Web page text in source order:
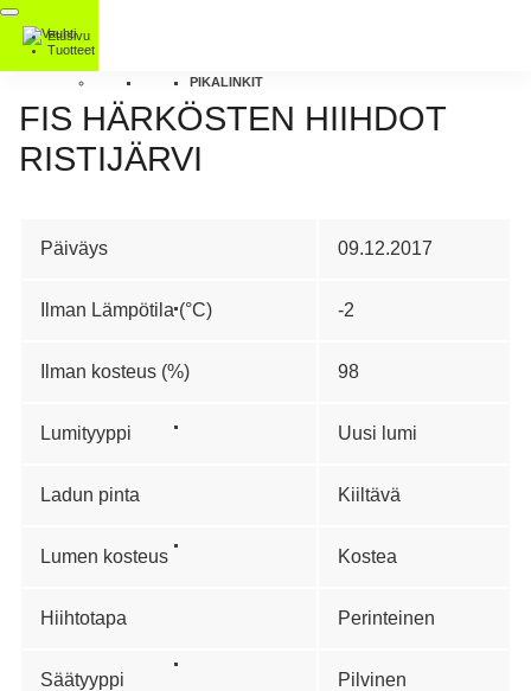
Etusivu
Tuotteet
PIKALINKIT
FIS HÄRKÖSTEN HIIHDOT
RISTIJÄRVI
Päiväys 09.12.2017
Ilman Lämpötila (°C) -2
Ilman kosteus (%) 98
Lumityyppi Uusi lumi
Ladun pinta Kiiltävä
Lumen kosteus Kostea
Hiihtotapa Perinteinen
Säätyyppi Pilvinen